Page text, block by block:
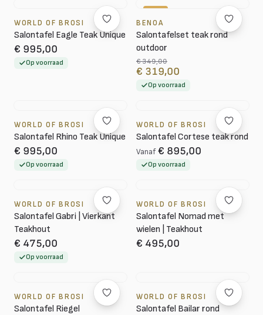
WORLD OF BROSI
Salontafel Eagle Teak Unique
€ 995,00
Op voorraad
BENOA
Salontafelset teak rond
outdoor
€ 349,00
€ 319,00
Op voorraad
WORLD OF BROSI
Salontafel Rhino Teak Unique
€ 995,00
Op voorraad
WORLD OF BROSI
Salontafel Cortese teak rond
Vanaf € 895,00
Op voorraad
WORLD OF BROSI
Salontafel Gabri | Vierkant
Teakhout
€ 475,00
Op voorraad
WORLD OF BROSI
Salontafel Nomad met
wielen | Teakhout
€ 495,00
WORLD OF BROSI
Salontafel Riegel
WORLD OF BROSI
Salontafel Bailar rond